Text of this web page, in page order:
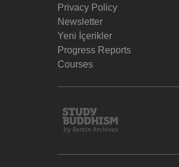
Privacy Policy
Newsletter
Yeni İçerikler
Progress Reports
Courses
Study
Buddhism